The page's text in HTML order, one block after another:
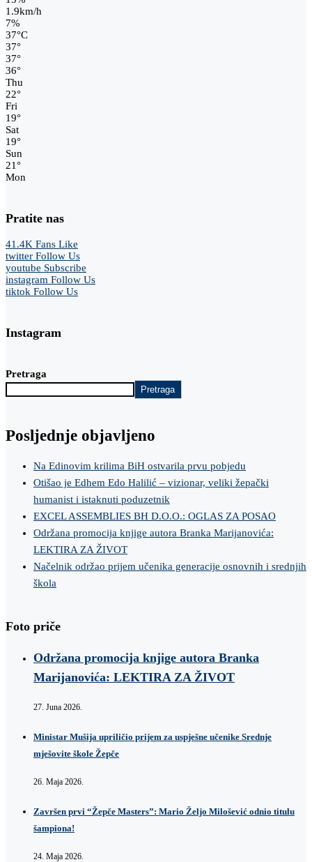
1.9km/h
7%
37°C
37°
37°
36°
Thu
22°
Fri
19°
Sat
19°
Sun
21°
Mon
Pratite nas
41.4K Fans Like
twitter Follow Us
youtube Subscribe
instagram Follow Us
tiktok Follow Us
Instagram
Pretraga
Pretraga
Posljednje objavljeno
Na Edinovim krilima BiH ostvarila prvu pobjedu
Otišao je Edhem Edo Halilić – vizionar, veliki žepački
humanist i istaknuti poduzetnik
EXCEL ASSEMBLIES BH D.O.O.: OGLAS ZA POSAO
Održana promocija knjige autora Branka Marijanovića:
LEKTIRA ZA ŽIVOT
Načelnik održao prijem učenika generacije osnovnih i srednjih
škola
Foto priče
Održana promocija knjige autora Branka
Marijanovića: LEKTIRA ZA ŽIVOT
27. Juna 2026.
Ministar Mušija upriličio prijem za uspješne učenike Srednje
mješovite škole Žepče
26. Maja 2026.
Završen prvi “Žepče Masters”: Mario Željo Milošević odnio titulu
šampiona!
24. Maja 2026.